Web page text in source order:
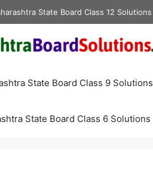
State Board Class 12 Solutions
State Board Class 9 Solutions
State Board Class 6 Solutions